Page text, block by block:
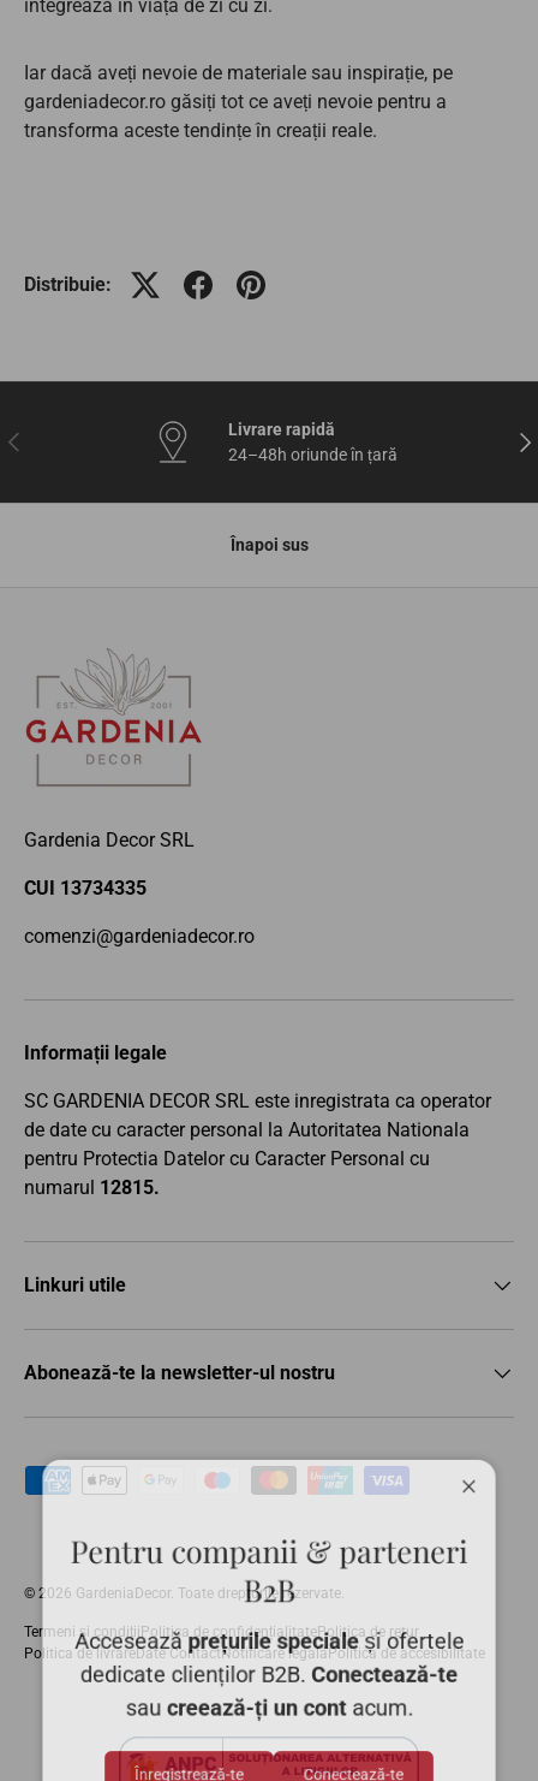
integrează în viața de zi cu zi.
Iar dacă aveți nevoie de materiale sau inspirație, pe
gardeniadecor.ro găsiți tot ce aveți nevoie pentru a
transforma aceste tendințe în creații reale.
Distribuie:
Pentru companii & parteneri
B2B
Acceseazăprețurile specialeși ofertele
dedicate clienților B2B.Conectează-te
saucreează-ți un cont acum.
Anterior
Livrare rapidă
24–48h oriunde în țară
Înapoi sus
Gardenia Decor SRL
CUI 13734335
comenzi@gardeniadecor.ro
Informații legale
SC GARDENIA DECOR SRL este inregistrata ca operator
de date cu caracter personal la Autoritatea Nationala
pentru Protectia Datelor cu Caracter Personal cu
numarul 12815.
Linkuri utile
Abonează-te la newsletter-ul nostru
Metode de plată acceptate
© 2026 GardeniaDecor. Toate drepturile rezervate.
Termeni și condițiiPolitica de confidențialitatePolitica de retur
Politica de livrareDate ContactNotificare legalăPolitica de accesibilitate